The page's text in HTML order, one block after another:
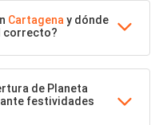
Cartagena y dónde
correcto?
de Planeta
festividades